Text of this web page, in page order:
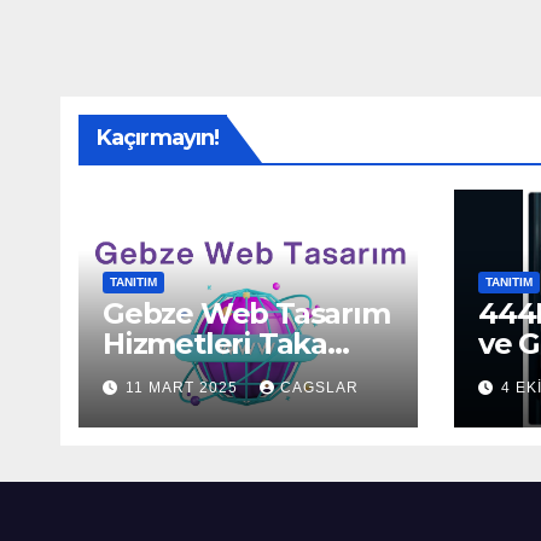
Kaçırmayın!
TANITIM
Gebze Web Tasarım
Hizmetleri Taka
Bilişim’de!
11 MART 2025 CAGSLAR
TANITIM
ve
4